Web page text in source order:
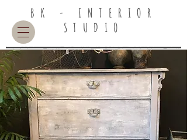
BK - INTERIOR
STUDIO